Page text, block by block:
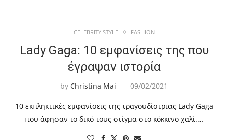
CELEBRITY STYLE FASHION
Lady Gaga: 10 εμφανίσεις της που
έγραψαν ιστορία
by Christina Mai 09/02/2021
10 εκπληκτικές εμφανίσεις της τραγουδίστριας Lady Gaga
που άφησαν το δικό τους στίγμα στο κόκκινο χαλί.…